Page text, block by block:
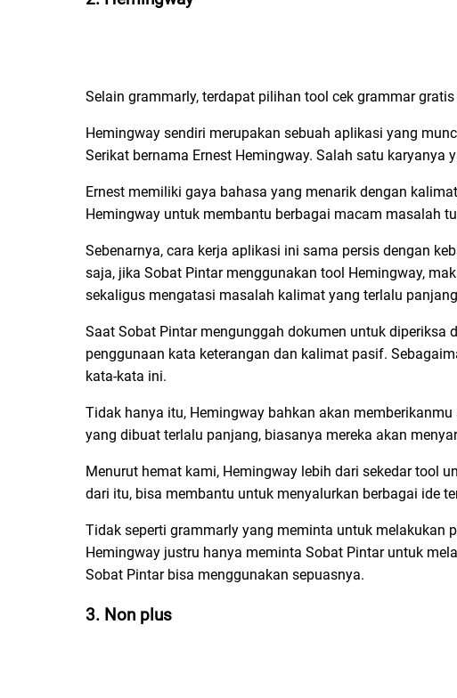
Selain grammarly, terdapat pilihan tool cek grammar
Hemingway sendiri merupakan sebuah aplikasi yang
Serikat bernama Ernest Hemingway. Salah satu karyanya
Ernest memiliki gaya bahasa yang menarik dengan
Hemingway untuk membantu berbagai macam masalah
Sebenarnya, cara kerja aplikasi ini sama persis dengan
saja, jika Sobat Pintar menggunakan tool Hemingway,
sekaligus mengatasi masalah kalimat yang terlalu
Saat Sobat Pintar mengunggah dokumen untuk
penggunaan kata keterangan dan kalimat pasif.
kata-kata ini.
Tidak hanya itu, Hemingway bahkan akan
yang dibuat terlalu panjang, biasanya mereka akan
Menurut hemat kami, Hemingway lebih dari sekedar tool
dari itu, bisa membantu untuk menyalurkan berbagai ide
Tidak seperti grammarly yang meminta untuk melakukan
Hemingway justru hanya meminta Sobat Pintar untuk
Sobat Pintar bisa menggunakan sepuasnya.
3. Non plus